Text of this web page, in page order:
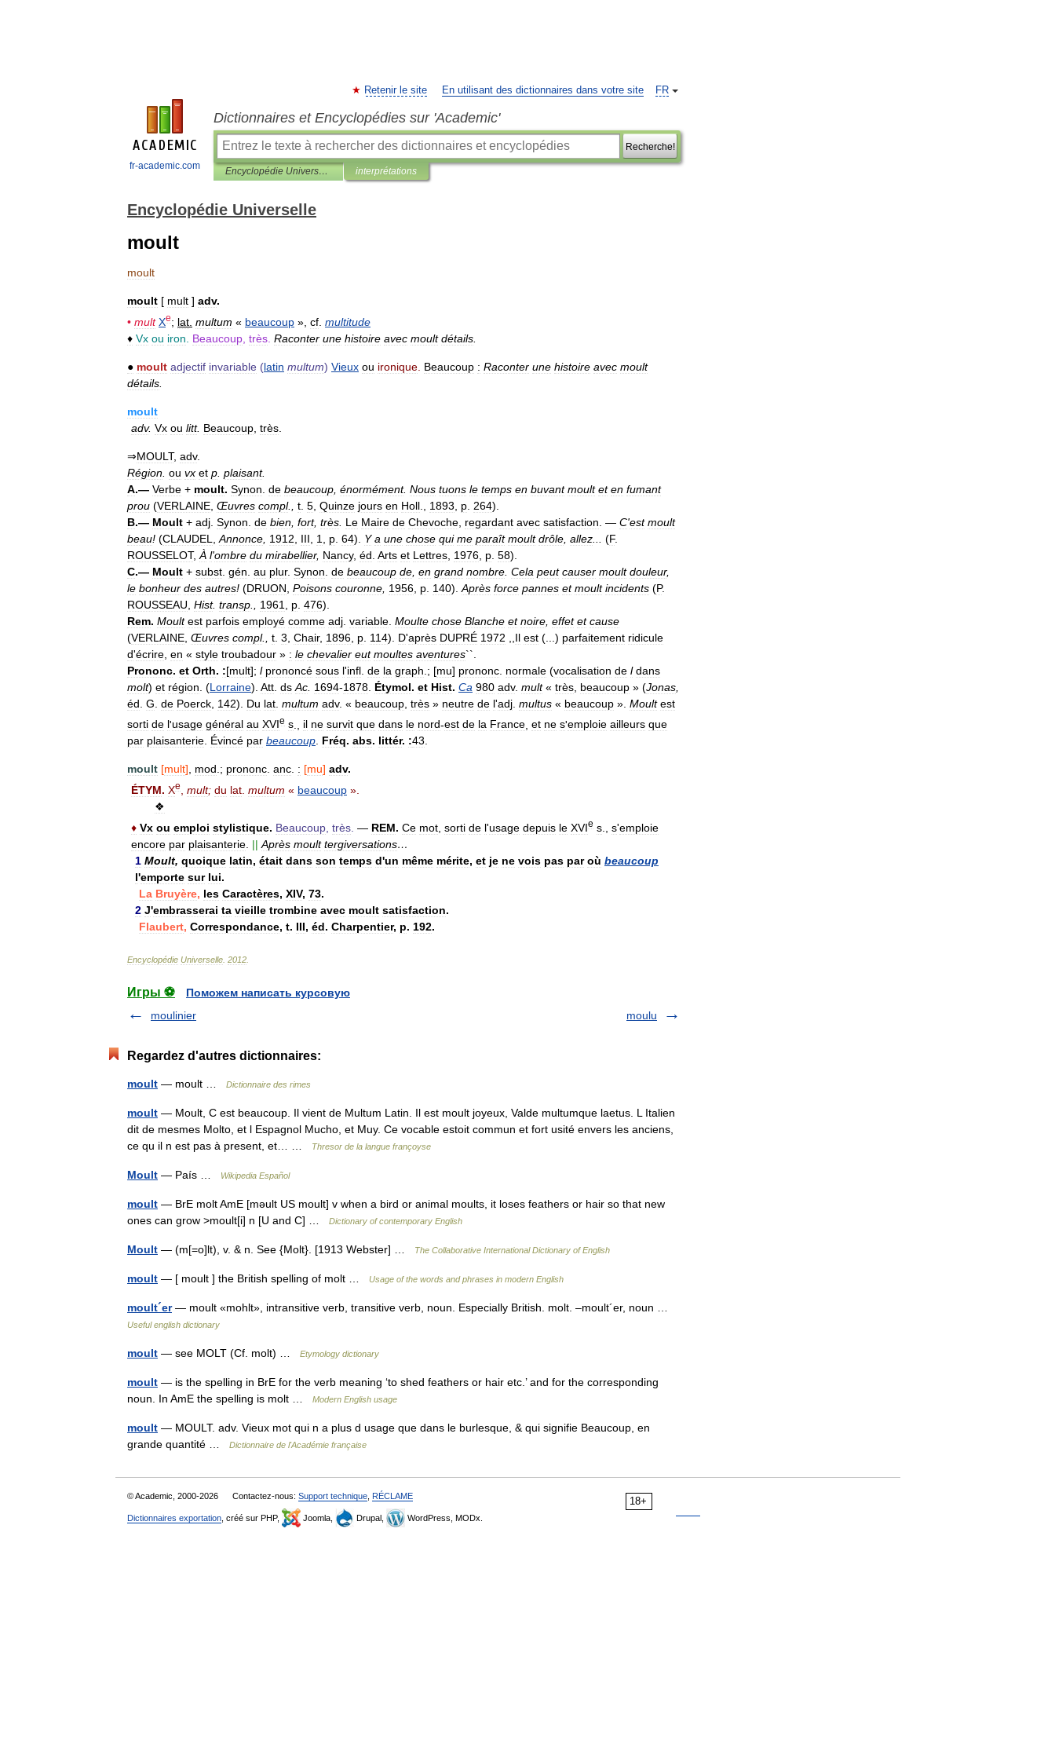
fr-academic.com
FR
Retenir le site En utilisant des dictionnaires dans votre site
Dictionnaires et Encyclopédies sur 'Academic'
Recherche!
Encyclopédie Universelle interprétations
Encyclopédie Universelle
moult
moult
moult [ mult ] adv.
• mult Xe; lat multum « beaucoup », cf multitude
♦ Vx ou iron Beaucoup très Raconter une histoire avec moult détails
● moult adjectif invariable (latin multum) Vieux ou ironique Beaucoup : Raconter une histoire avec moult
détails
moult
adv. Vx ou litt. Beaucoup très
⇒MOULT, adv.
Région ou vx et p plaisant.
A.— Verbe + moult. Synon de beaucoup énormément. Nous tuons le temps en buvant moult et en fumant
prou (VERLAINE Œuvres compl., t 5 Quinze jours en Holl 1893 p 264).
B.— Moult + adj Synon de bien fort, très Le Maire de Chevoche regardant avec satisfaction . — C'est moult
beau! (CLAUDEL Annonce 1912 III 1 p 64). Y a une chose qui me paraît moult drôle allez (F.
ROUSSELOT, À l'ombre du mirabellier, Nancy, éd Arts et Lettres 1976 p 58).
C.— Moult + subst gén au plur. Synon de beaucoup de en grand nombre Cela peut causer moult douleur,
le bonheur des autres! (DRUON Poisons couronne 1956 p 140). Après force pannes et moult incidents (P.
ROUSSEAU Hist. transp 1961 p 476).
Rem. Moult est parfois employé comme adj variable Moulte chose Blanche et noire effet et cause
(VERLAINE Œuvres compl., t 3 Chair, 1896 p 114). D'après DUPRÉ 1972 Il est (...) parfaitement ridicule
d'écrire en « style troubadour » : le chevalier eut moultes aventures``.
Prononc. et Orth. :[mult]; l prononcé sous l'infl de la graph .; [mu] prononc normale (vocalisation de l dans
molt) et région . (Lorraine). Att ds Ac 1694-1878 Étymol. et Hist. Ca 980 adv. mult« très beaucoup » (Jonas
éd G de Poerck 142). Du lat multum adv. « beaucoup très » neutre de l'adj multus « beaucoup ». Moult est
sorti de l'usage général au XVIe s il ne survit que dans le nord-est de la France et ne s'emploie ailleurs que
par plaisanterie. Évincé par beaucoup. Fréq. abs. littér. :43.
moult [mult], mod.; prononc. anc. : [mu] adv.
ÉTYM. Xe mult; du lat multum « beaucoup ».
❖
♦ Vx ou emploi stylistique. Beaucoup très — REM. Ce mot sorti de l'usage depuis le XVIe s s'emploie
encore par plaisanterie || Après moult tergiversations…
1 Moult, quoique latin, était dans son temps d'un même mérite, et je ne vois pas par où beaucoup
l'emporte sur lui.
La Bruyère, les Caractères, XIV, 73.
2 J'embrasserai ta vieille trombine avec moult satisfaction.
Flaubert, Correspondance, t. III, éd. Charpentier, p. 192.
Encyclopédie Universelle 2012
Игры ⚽
Поможем написать курсовую
moulinier
moulu
Regardez d'autres dictionnaires:
moult — moult … Dictionnaire des rimes
moult — Moult, C est beaucoup. Il vient de Multum Latin. Il est moult joyeux, Valde multumque laetus. L Italien
dit de mesmes Molto, et l Espagnol Mucho, et Muy. Ce vocable estoit commun et fort usité envers les anciens,
ce qu il n est pas à present, et… …
Thresor de la langue françoyse
Moult — País … Wikipedia Español
moult — BrE molt AmE [məult US moult] v when a bird or animal moults, it loses feathers or hair so that new
ones can grow >moult[i] n [U and C] …
Dictionary of contemporary English
Moult — (m[=o]lt), v. & n. See {Molt}. [1913 Webster] … The Collaborative International Dictionary of English
moult — [ moult ] the British spelling of molt … Usage of the words and phrases in modern English
moult´er— moult «mohlt», intransitive verb, transitive verb, noun. Especially British. molt. –moult´er, noun …
Useful english dictionary
moult — see MOLT (Cf. molt) … Etymology dictionary
moult — is the spelling in BrE for the verb meaning ‘to shed feathers or hair etc.’ and for the corresponding
noun. In AmE the spelling is molt …
Modern English usage
moult — MOULT. adv. Vieux mot qui n a plus d usage que dans le burlesque, & qui signifie Beaucoup, en
grande quantité …
Dictionnaire de l'Académie française
18+
© Academic, 2000-2026 Contactez-nous: Support technique RÉCLAME
Dictionnaires exportation , créé sur PHP, Joomla, Drupal, WordPress, MODx.